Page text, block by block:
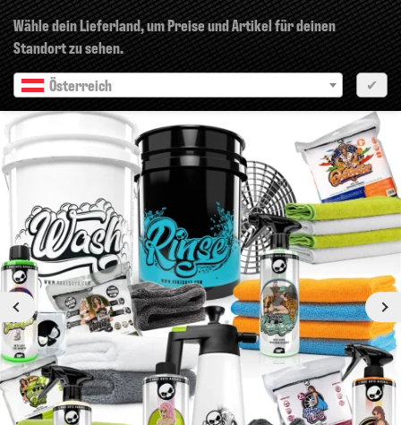
Wähle dein Lieferland, um Preise und Artikel für deinen
Standort zu sehen.
Österreich
✔
Vorherige Nächste